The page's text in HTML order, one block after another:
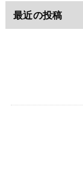
最近の投稿